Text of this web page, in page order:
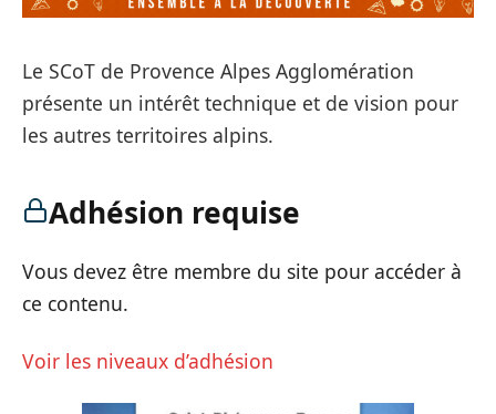
Le SCoT de Provence Alpes Agglomération
présente un intérêt technique et de vision pour
les autres territoires alpins.
Adhésion requise
Vous devez être membre du site pour accéder à
ce contenu.
Voir les niveaux d’adhésion